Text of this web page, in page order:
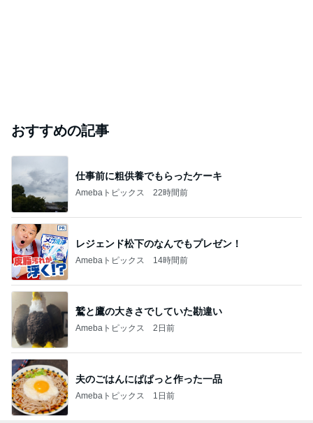
おすすめの記事
仕事前に粗供養でもらったケーキ
Amebaトピックス 22時間前
レジェンド松下のなんでもプレゼン！
Amebaトピックス 14時間前
鷲と鷹の大きさでしていた勘違い
Amebaトピックス 2日前
夫のごはんにぱぱっと作った一品
Amebaトピックス 1日前